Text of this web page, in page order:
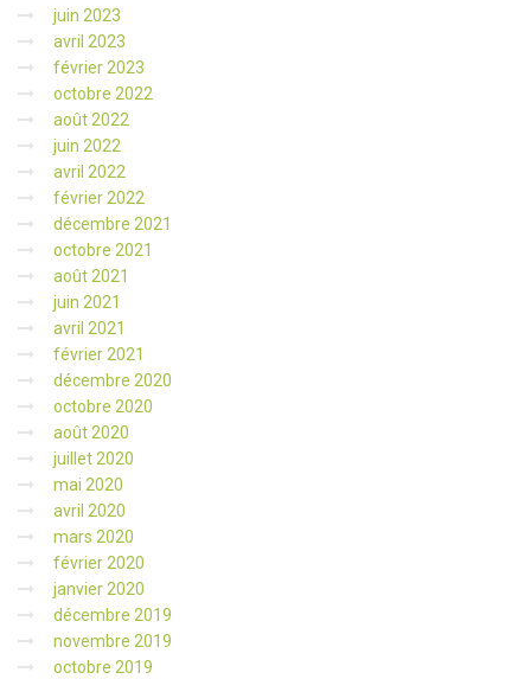
juin 2023
avril 2023
février 2023
octobre 2022
août 2022
juin 2022
avril 2022
février 2022
décembre 2021
octobre 2021
août 2021
juin 2021
avril 2021
février 2021
décembre 2020
octobre 2020
août 2020
juillet 2020
mai 2020
avril 2020
mars 2020
février 2020
janvier 2020
décembre 2019
novembre 2019
octobre 2019